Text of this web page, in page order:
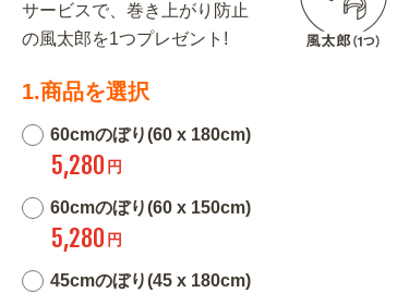
サービスで、巻き上がり防止
の風太郎を1つプレゼント!
1.商品を選択
60cmのぼり(60 x 180cm)
5,280 円
60cmのぼり(60 x 150cm)
5,280 円
45cmのぼり(45 x 180cm)